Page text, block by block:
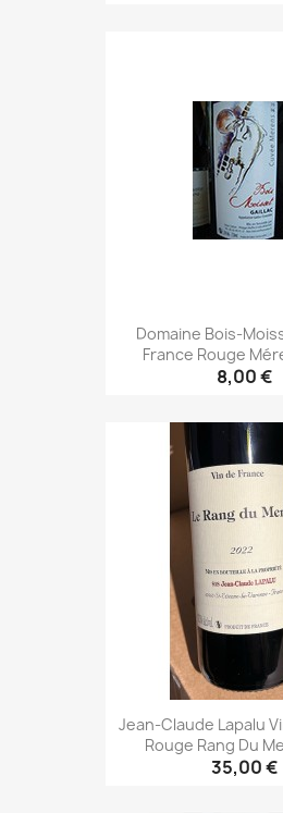
Domaine Bois-
France Rouge
8,00 €
Jean-Claude Lapalu
Rouge Rang Du
35,00 €